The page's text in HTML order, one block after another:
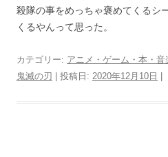
殺隊の事をめっちゃ褒めてくるシ
くるやんって思った。
カテゴリー: アニメ・ゲーム・本・音
鬼滅の刃
| 投稿日: 2020年12月10日